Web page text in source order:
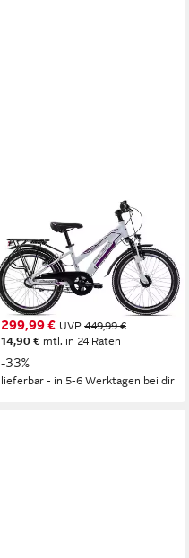
Kinderfahrrad Adventure 3
20 Trapez
29 cm Rahmenhöhe
3 Gänge
80 kg Zul. Gesamtgewicht
299,99 € UVP 449,99 €
14,90 € mtl. in 24 Raten
-33%
lieferbar - in 5-6 Werktagen bei dir